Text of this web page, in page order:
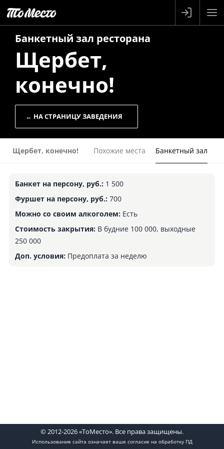
Банкетный зал ресторана
Щербет,
конечно!
← НА СТРАНИЦУ ЗАВЕДЕНИЯ
Щербет, конечно! Похожие места Банкетный зал
Банкет на персону, руб.:1 500
Фуршет на персону, руб.:700
Можно со своим алкоголем:Есть
Стоимость закрытия:В будние 100 000, выходные
250 000
Доп. условия:Предоплата за неделю
© 2012-2026 «ТоМесто». Все права защищены.
Использование сайта означает ваше согласие на обработку ПД